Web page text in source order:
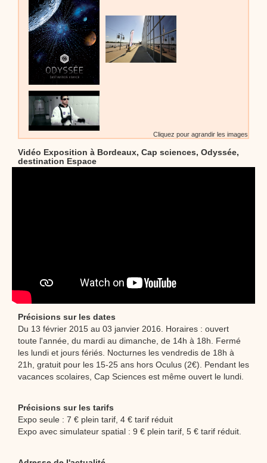
Cliquez pour agrandir les images
Vidéo Exposition à Bordeaux, Cap sciences, Odyssée,
destination Espace
Précisions sur les dates
Du 13 février 2015 au 03 janvier 2016. Horaires : ouvert
toute l'année, du mardi au dimanche, de 14h à 18h. Fermé
les lundi et jours fériés. Nocturnes les vendredis de 18h à
21h, gratuit pour les 15-25 ans hors Oculus (2€). Pendant les
vacances scolaires, Cap Sciences est même ouvert le lundi.
Précisions sur les tarifs
Expo seule : 7 € plein tarif, 4 € tarif réduit
Expo avec simulateur spatial : 9 € plein tarif, 5 € tarif réduit.